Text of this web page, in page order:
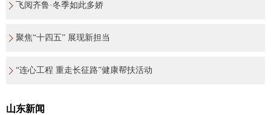
飞阅齐鲁·冬季如此多娇
聚焦“十四五” 展现新担当
“连心工程 重走长征路”健康帮扶活动
山东新闻